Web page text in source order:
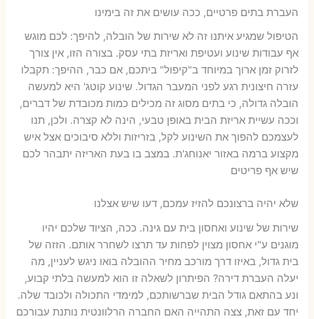
העברת בתים פרטיים, ככה עושים את זה בימינו
הטיפול שמגיע איתנו זה לא שירות של הובלה, להיפך: לכם מוגש
אף עבודות שינוע ועטיפת ואריזת בתי עסק. בצורה הזו, אין צורך
לזרוק זמן ארוך במיוחד ב"קיפול" ביתכם, אם כבר, ההיפך: תקבלו
עזרה חיצונית רגע לפני המעבר הגדול. שינוע קוטג' היא למעשה
הובלה גדולה, כי בתים מסוג זה מכילים כמות מכובדת של דברים,
וככה עשיית אריזת הבית באופן טבעי, הינה לא קצרה. ולכן, תנו
לעצמכם להפוך את השינוע לקל, בזריזות וללא סיבוכים אצל איש
מקצוע ברמה באזור יאנוחג'ת. במצב בו בעת האריזה יתבהר לכם
שיש אף פריטים
שלא יהיה ברצונכם להזיז עמכם, דעו שיש אצלנו
שירות של שינוע ואחסון בית עם גינה. ככה, הציוד שלכם יהיו
מוגנים ע"י אחסון מצוין לפחות עד תרצו לשחרר אותם. הזזה של
בית גדול, באיזו דרך מורכב מחיר ההובלה בואו ניגש לעניין, מה
יעלה העברת דירה? הפיתרון לשאלה זו הוא למעשה בלתי קבוע,
ונע בהתאם גודל הבית שברשותכם, למימדי התכולה ולכובד שלה.
יחד עם זאת, צצה התהייה האם החברה הרלוונטית נותנת עבורכם